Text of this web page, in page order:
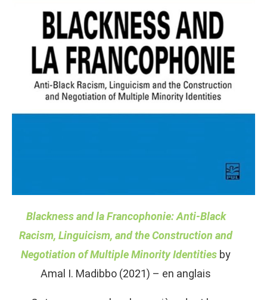
Blackness and la Francophonie: Anti-Black
Racism, Linguicism, and the Construction and
Negotiation of Multiple Minority Identities by
Amal I. Madibbo (2021) – en anglais